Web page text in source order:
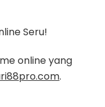
Seru!
online yang
.